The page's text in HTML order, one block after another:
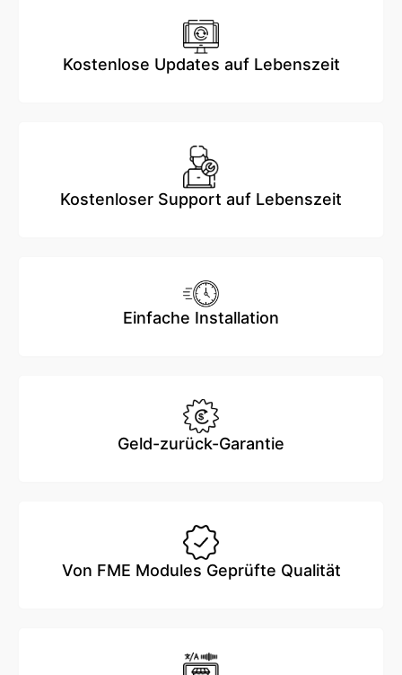
Kostenlose Updates auf Lebenszeit
Kostenloser Support auf Lebenszeit
Einfache Installation
Geld-zurück-Garantie
Von FME Modules Geprüfte Qualität